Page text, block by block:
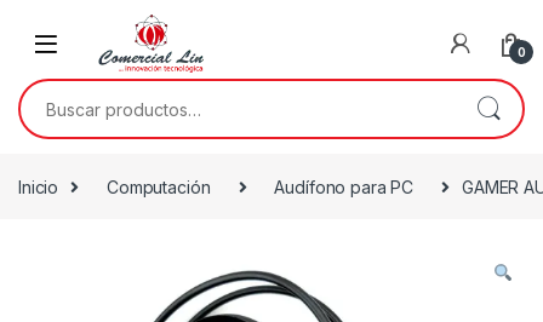
0
Inicio Computación Audífono para PC GAMER